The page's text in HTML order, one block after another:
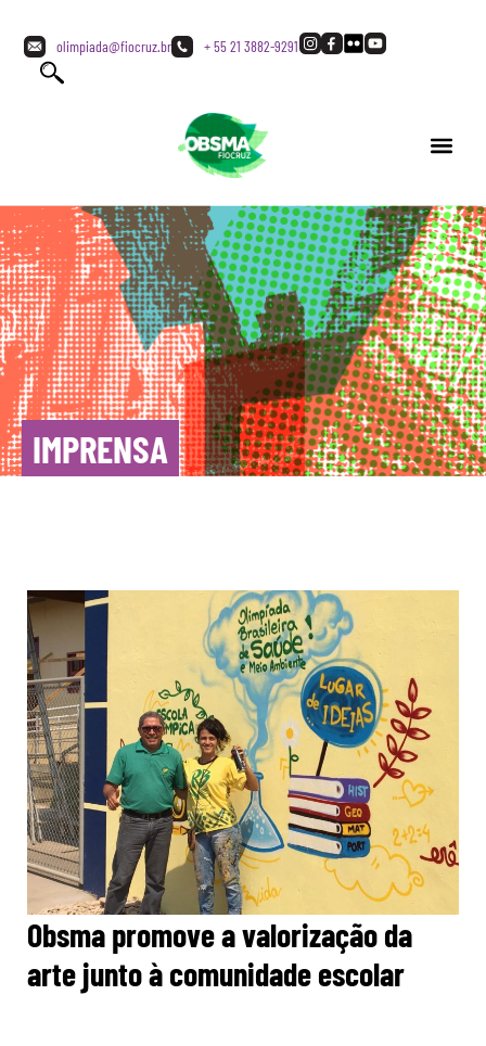
olimpiada@fiocruz.br + 55 21 3882-9291
IMPRENSA
Obsma promove a valorização da
arte junto à comunidade escolar